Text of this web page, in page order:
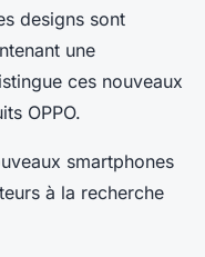
designs sont
une
ces nouveaux
OPPO.
smartphones
à la recherche